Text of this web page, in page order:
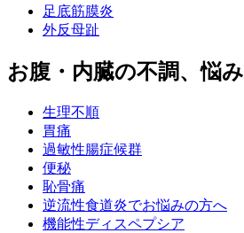
足底筋膜炎
外反母趾
お腹・内臓の不調、悩み
生理不順
胃痛
過敏性腸症候群
便秘
恥骨痛
逆流性食道炎でお悩みの方へ
機能性ディスペプシア